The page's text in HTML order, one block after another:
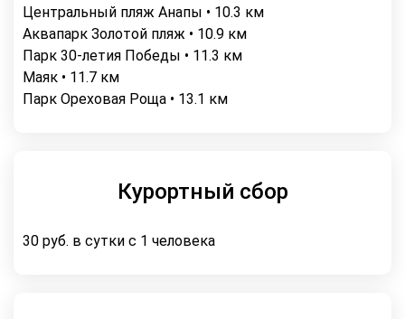
Центральный пляж Анапы • 10.3 км
Аквапарк Золотой пляж • 10.9 км
Парк 30-летия Победы • 11.3 км
Маяк • 11.7 км
Парк Ореховая Роща • 13.1 км
Курортный сбор
30 руб. в сутки с 1 человека